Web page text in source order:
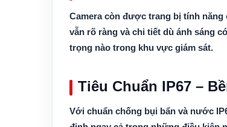
Camera còn được trang bị tính
vẫn rõ ràng và chi tiết dù ánh sáng
trọng nào trong khu vực giám sát.
Tiêu Chuẩn IP67 –
Với chuẩn chống bụi bẩn và nước